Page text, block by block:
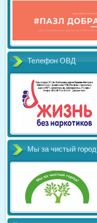
Телефон ОВД
Мы за чистый город